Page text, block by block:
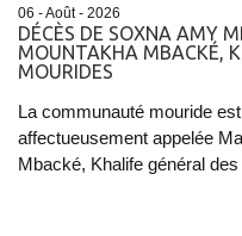
06 - Août - 2026
DÉCÈS DE SOXNA AMY
MOUNTAKHA MBACKÉ,
MOURIDES
La communauté mouride
affectueusement appelée
Mbacké, Khalife général